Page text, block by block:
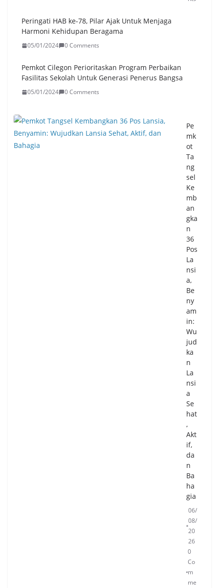
Peringati HAB ke-78, Pilar Ajak Untuk Menjaga
Harmoni Kehidupan Beragama
05/01/2024 0 Comments
Pemkot Cilegon Perioritaskan Program Perbaikan
Fasilitas Sekolah Untuk Generasi Penerus Bangsa
05/01/2024 0 Comments
Pe
mk
ot
Ta
ng
sel
Ke
mb
an
gka
n
36
Pos
La
nsi
a,
Be
ny
am
in:
Wu
jud
ka
n
La
nsi
a
Se
hat
,
Akt
if,
da
n
Ba
ha
gia
06/
08/
20
26
0
Co
m
me